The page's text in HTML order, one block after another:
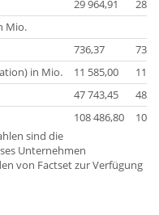
29 964,91
28
Mio.
736,37
in Mio.
11 585,00
11
47 743,45
48
108 486,80
108
sind die
Unternehmen
von Factset zur Verfügung